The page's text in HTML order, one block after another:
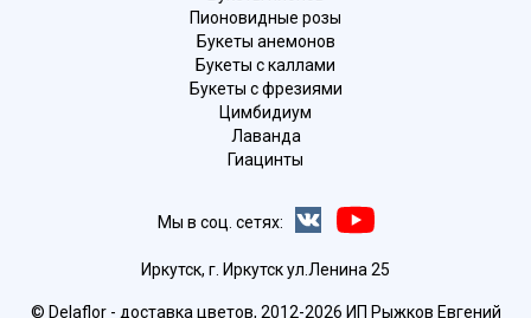
Пионовидные розы
Букеты анемонов
Букеты с каллами
Букеты с фрезиями
Цимбидиум
Лаванда
Гиацинты
Мы в соц. сетях:
Иркутск, г. Иркутск ул.Ленина 25
© Delaflor - доставка цветов, 2012-2026 ИП Рыжков Евгений